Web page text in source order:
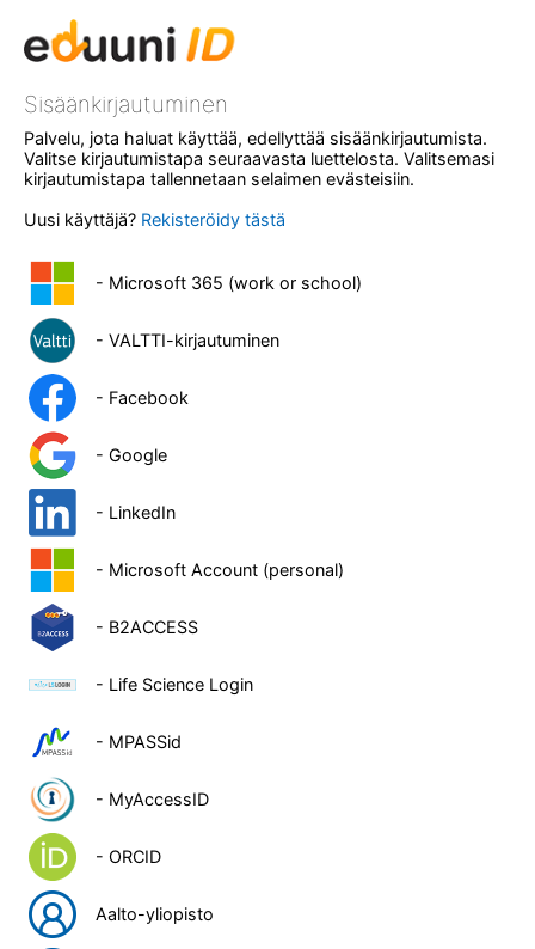
Sisäänkirjautuminen
Palvelu, jota haluat käyttää, edellyttää sisäänkirjautumista.
Valitse kirjautumistapa seuraavasta luettelosta. Valitsemasi
kirjautumistapa tallennetaan selaimen evästeisiin.
Uusi käyttäjä? Rekisteröidy tästä
- Microsoft 365 (work or school)
- VALTTI-kirjautuminen
- Facebook
- Google
- LinkedIn
- Microsoft Account (personal)
- B2ACCESS
- Life Science Login
- MPASSid
- MyAccessID
- ORCID
Aalto-yliopisto